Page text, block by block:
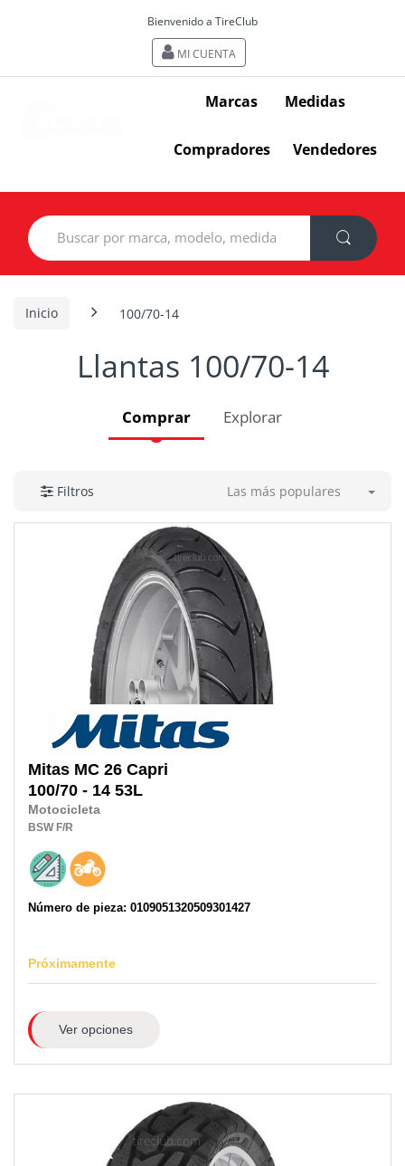
Bienvenido a TireClub
MI CUENTA
Marcas Medidas
Compradores Vendedores
Search
for:
Inicio 100/70-14
Llantas 100/70-14
Comprar Explorar
Filtros Las más populares
Mitas MC 26 Capri
100/70 - 14 53L
Motocicleta
BSW F/R
Número de pieza: 0109051320509301427
Próximamente
Ver opciones